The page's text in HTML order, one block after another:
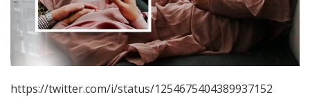
https://twitter.com/i/status/1254675404389937152